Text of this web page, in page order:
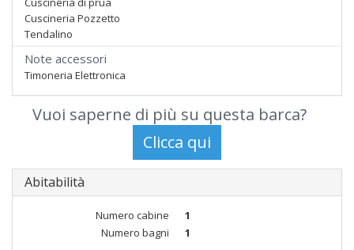
Cuscineria Pozzetto
Tendalino
Note accessori
Timoneria Elettronica
Vuoi saperne di più su questa barca?
Abitabilità
Numero cabine
1
Numero bagni
1